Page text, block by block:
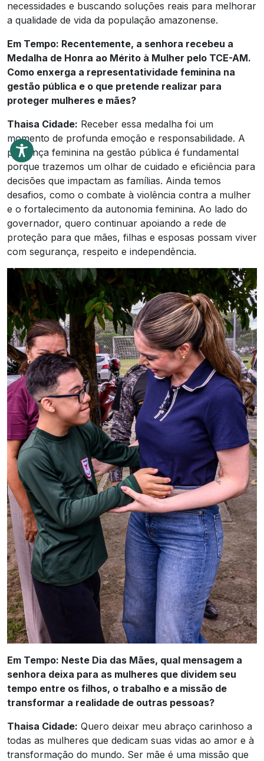
necessidades e buscando soluções reais para melhorar
a qualidade de vida da população amazonense.
Em Tempo: Recentemente, a senhora recebeu a
Medalha de Honra ao Mérito à Mulher pelo TCE-AM.
Como enxerga a representatividade feminina na
gestão pública e o que pretende realizar para
proteger mulheres e mães?
Thaisa Cidade: Receber essa medalha foi um
momento de profunda emoção e responsabilidade. A
presença feminina na gestão pública é fundamental
porque trazemos um olhar de cuidado e eficiência para
decisões que impactam as famílias. Ainda temos
desafios, como o combate à violência contra a mulher
e o fortalecimento da autonomia feminina. Ao lado do
governador, quero continuar apoiando a rede de
proteção para que mães, filhas e esposas possam viver
com segurança, respeito e independência.
Em Tempo: Neste Dia das Mães, qual mensagem a
senhora deixa para as mulheres que dividem seu
tempo entre os filhos, o trabalho e a missão de
transformar a realidade de outras pessoas?
Thaisa Cidade: Quero deixar meu abraço carinhoso a
todas as mulheres que dedicam suas vidas ao amor e à
transformação do mundo. Ser mãe é uma missão que